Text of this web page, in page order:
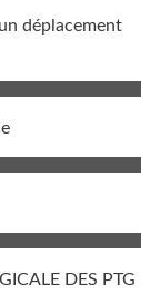
déplacement
DES PTG